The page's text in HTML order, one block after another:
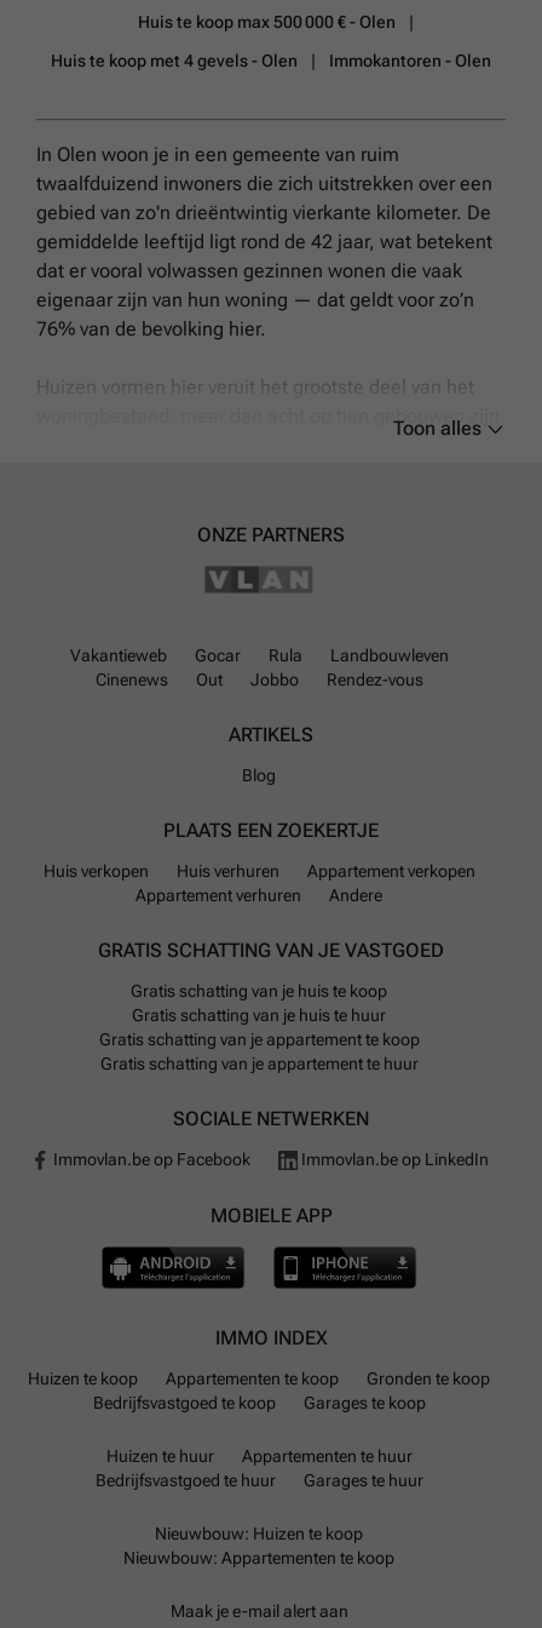
(Bijna Energie Neutraal), wat resulteert in een lagere energiefactuur,
een aangenaam binnenklimaat en een duurzame investering voor de
Meer weten?
Huis te koop max 500 000 € - Olen
Huis te koop met 4 gevels - Olen
Immokantoren - Olen
In Olen woon je in een gemeente van ruim
twaalfduizend inwoners die zich uitstrekken over een
gebied van zo'n drieëntwintig vierkante kilometer. De
gemiddelde leeftijd ligt rond de 42 jaar, wat betekent
dat er vooral volwassen gezinnen wonen die vaak
eigenaar zijn van hun woning — dat geldt voor zo’n
76% van de bevolking hier.
Huizen vormen hier veruit het grootste deel van het
woningbestand: meer dan acht op tien gebouwen zijn
kamers, iets minder dan het landelijk gemiddelde.
Qua prijzen variëren koopwoningen fors: je kunt er
waarbij het gemiddelde rond €498.667 ligt. Voor wie
dagelijks reist is er een uitstekende aansluiting op
eenvoudig bereikbaar is.
verbinding bieden naar Herentals, Geel en Leuven
supermarkten zoals Albert Heijn of Delhaize om
boodschappen te doen naast basisscholen en
kinderopvangfaciliteiten; middelbare scholen
Toon alles
ONZE PARTNERS
Vakantieweb Gocar Rula
Landbouwleven
Cinenews
Out Jobbo Rendez-vous
ARTIKELS
Blog
PLAATS EEN ZOEKERTJE
Huis verkopen Huis verhuren
Appartement verkopen
Appartement verhuren
Andere
GRATIS SCHATTING VAN JE VASTGOED
Gratis schatting van je huis te koop
Gratis schatting van je huis te huur
Gratis schatting van je appartement te koop
Gratis schatting van je appartement te huur
SOCIALE NETWERKEN
Immovlan.be op Facebook Immovlan.be op LinkedIn
MOBIELE APP
IMMO INDEX
Huizen te koop Appartementen te koop
Gronden te koop
Bedrijfsvastgoed te koop
Garages te koop
Huizen te huur
Appartementen te huur
Bedrijfsvastgoed te huur
Garages te huur
Nieuwbouw: Huizen te koop
Nieuwbouw: Appartementen te koop
Maak je e-mail alert aan